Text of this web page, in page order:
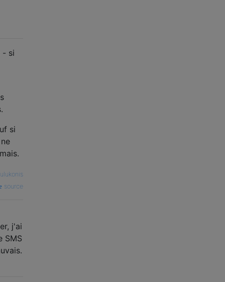
- si
si
source
j'ai
SMS